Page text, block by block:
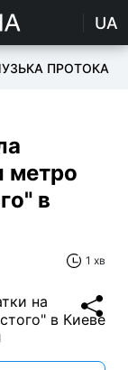
UA
ПРОТОКА
метро
в
1 хв